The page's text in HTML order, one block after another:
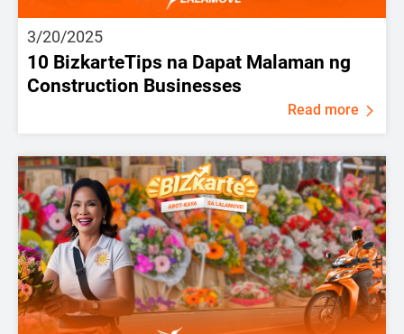
3/20/2025
10 BizkarteTips na Dapat Malaman ng
Construction Businesses
Read more